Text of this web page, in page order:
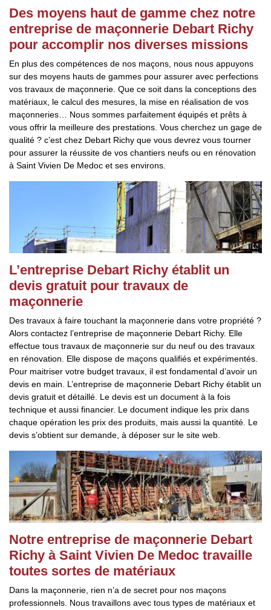
Des moyens haut de gamme chez notre
entreprise de maçonnerie Debart Richy
pour accomplir nos diverses missions
En plus des compétences de nos maçons, nous nous appuyons
sur des moyens hauts de gammes pour assurer avec perfections
vos travaux de maçonnerie. Que ce soit dans la conceptions des
matériaux, le calcul des mesures, la mise en réalisation de vos
maçonneries… Nous sommes parfaitement équipés et prêts à
vous offrir la meilleure des prestations. Vous cherchez un gage de
qualité ? c’est chez Debart Richy que vous devrez vous tourner
pour assurer la réussite de vos chantiers neufs ou en rénovation
à Saint Vivien De Medoc et ses environs.
L’entreprise Debart Richy établit un
devis gratuit pour travaux de
maçonnerie
Des travaux à faire touchant la maçonnerie dans votre propriété ?
Alors contactez l’entreprise de maçonnerie Debart Richy. Elle
effectue tous travaux de maçonnerie sur du neuf ou des travaux
en rénovation. Elle dispose de maçons qualifiés et expérimentés.
Pour maitriser votre budget travaux, il est fondamental d’avoir un
devis en main. L’entreprise de maçonnerie Debart Richy établit un
devis gratuit et détaillé. Le devis est un document à la fois
technique et aussi financier. Le document indique les prix dans
chaque opération les prix des produits, mais aussi la quantité. Le
devis s’obtient sur demande, à déposer sur le site web.
Notre entreprise de maçonnerie Debart
Richy à Saint Vivien De Medoc travaille
toutes sortes de matériaux
Dans la maçonnerie, rien n’a de secret pour nos maçons
professionnels. Nous travaillons avec tous types de matériaux et